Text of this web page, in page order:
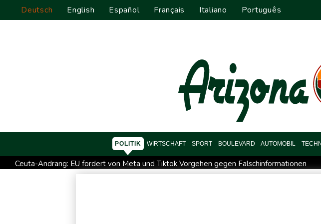
Deutsch English Español Français Italiano Português
POLITIK WIRTSCHAFT SPORT BOULEVARD AUTOMOBIL
Ceuta-Andrang: EU fordert von Meta und Tiktok Vorgehen gegen Falschinformationen